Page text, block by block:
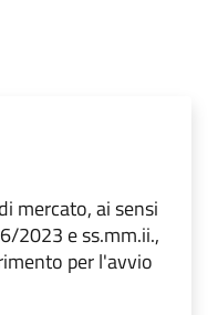
mercato, ai sensi
2023 e ss.mm.ii.,
per l'avvio